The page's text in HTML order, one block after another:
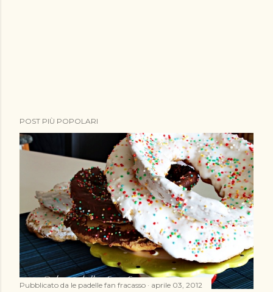
POST PIÙ POPOLARI
Pubblicato da le padelle fan fracasso aprile 03, 2012